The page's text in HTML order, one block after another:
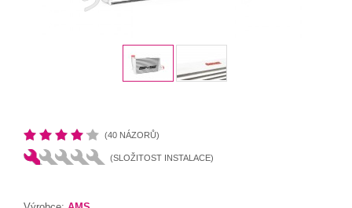
(40 NÁZORŮ)
(SLOŽITOST INSTALACE)